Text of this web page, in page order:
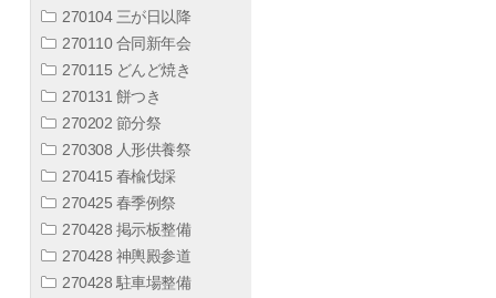
270104 三が日以降
270110 合同新年会
270115 どんど焼き
270131 餅つき
270202 節分祭
270308 人形供養祭
270415 春楡伐採
270425 春季例祭
270428 掲示板整備
270428 神輿殿参道
270428 駐車場整備